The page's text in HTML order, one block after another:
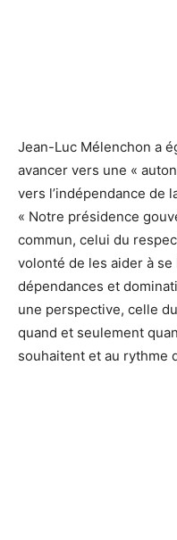
Jean-Luc Mélenchon a
avancer vers une «
vers l’indépendance de
« Notre présidence
commun, celui du
volonté de les aider à
dépendances et
une perspective, celle
quand et seulement
souhaitent et au rythme